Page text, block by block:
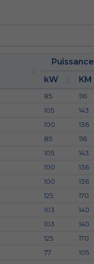
Puissance
kW
KM
85 116
105 143
100 136
85 116
105 143
100 136
100 136
125 170
103 140
103 140
125 170
77 105